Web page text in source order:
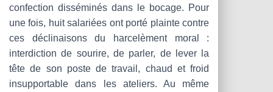
confection disséminés dans le bocage. Pour
une fois, huit salariées ont porté plainte contre
ces déclinaisons du harcelèment moral :
interdiction de sourire, de parler, de lever la
tête de son poste de travail, chaud et froid
insupportable dans les ateliers. Au même